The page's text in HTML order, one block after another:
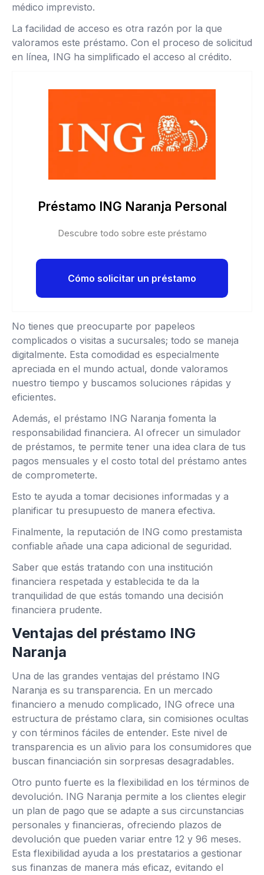
médico imprevisto.
La facilidad de acceso es otra razón por la que
valoramos este préstamo. Con el proceso de solicitud
en línea, ING ha simplificado el acceso al crédito.
Préstamo ING Naranja Personal
Descubre todo sobre este préstamo
Cómo solicitar un préstamo
No tienes que preocuparte por papeleos
complicados o visitas a sucursales; todo se maneja
digitalmente. Esta comodidad es especialmente
apreciada en el mundo actual, donde valoramos
nuestro tiempo y buscamos soluciones rápidas y
eficientes.
Además, el préstamo ING Naranja fomenta la
responsabilidad financiera. Al ofrecer un simulador
de préstamos, te permite tener una idea clara de tus
pagos mensuales y el costo total del préstamo antes
de comprometerte.
Esto te ayuda a tomar decisiones informadas y a
planificar tu presupuesto de manera efectiva.
Finalmente, la reputación de ING como prestamista
confiable añade una capa adicional de seguridad.
Saber que estás tratando con una institución
financiera respetada y establecida te da la
tranquilidad de que estás tomando una decisión
financiera prudente.
Ventajas del préstamo ING
Naranja
Una de las grandes ventajas del préstamo ING
Naranja es su transparencia. En un mercado
financiero a menudo complicado, ING ofrece una
estructura de préstamo clara, sin comisiones ocultas
y con términos fáciles de entender. Este nivel de
transparencia es un alivio para los consumidores que
buscan financiación sin sorpresas desagradables.
Otro punto fuerte es la flexibilidad en los términos de
devolución. ING Naranja permite a los clientes elegir
un plan de pago que se adapte a sus circunstancias
personales y financieras, ofreciendo plazos de
devolución que pueden variar entre 12 y 96 meses.
Esta flexibilidad ayuda a los prestatarios a gestionar
sus finanzas de manera más eficaz, evitando el